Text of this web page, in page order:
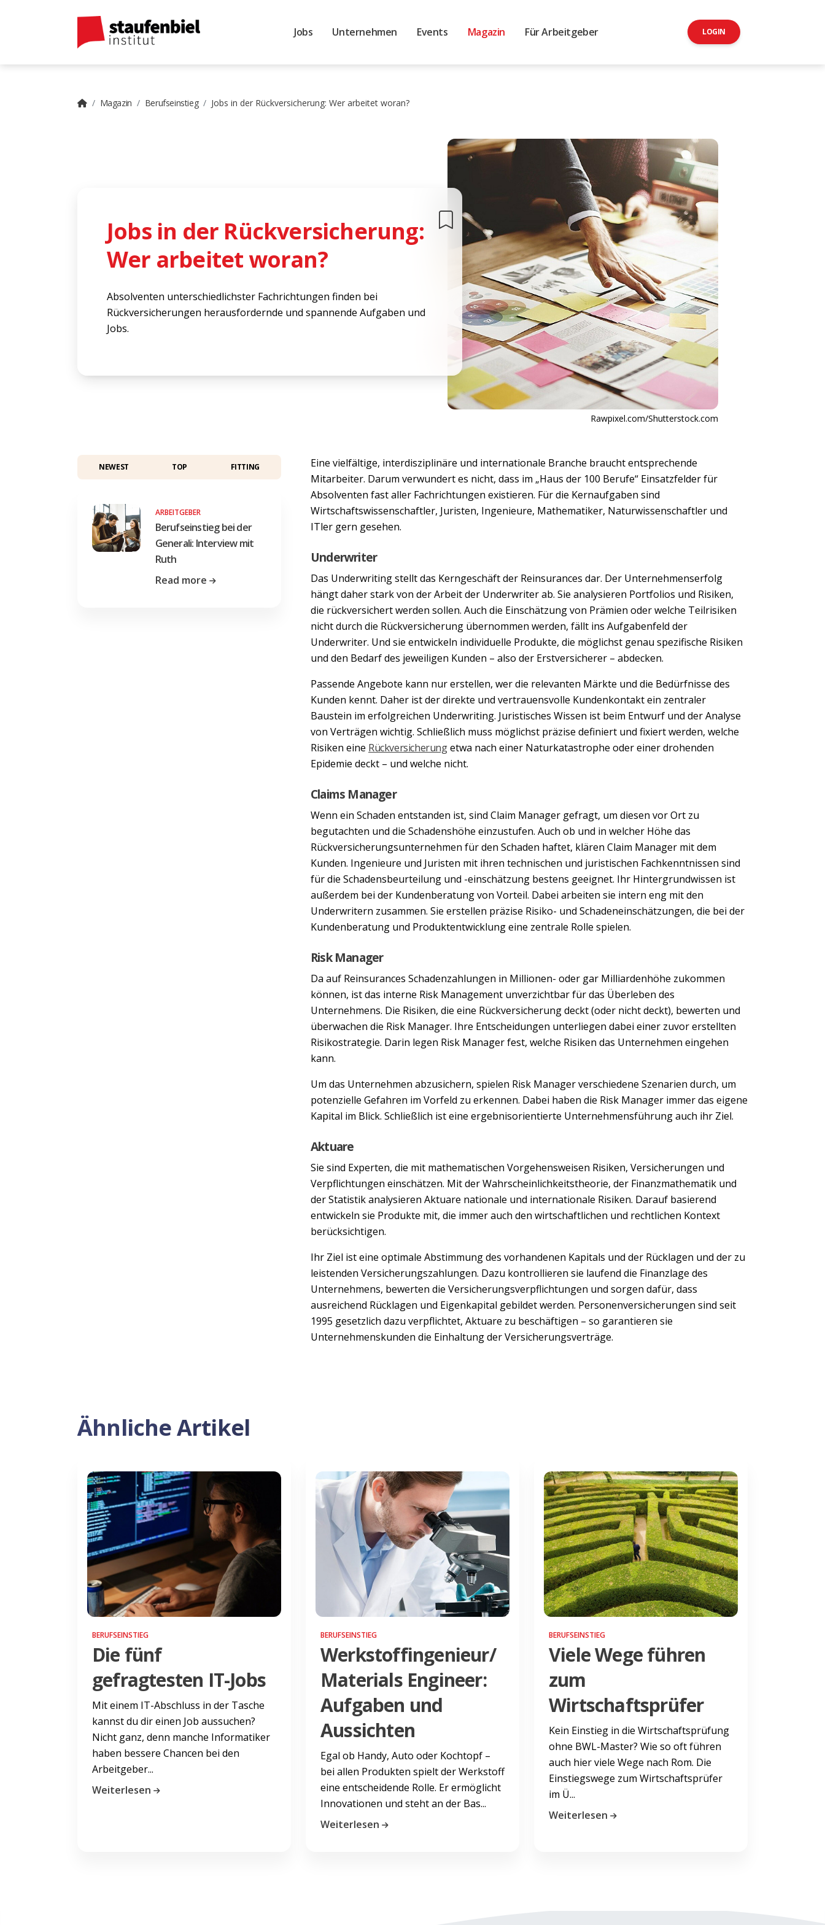
Jobs Unternehmen Events Magazin Für Arbeitgeber LOGIN
Magazin Berufseinstieg Jobs in der Rückversicherung: Wer arbeitet woran?
Jobs in der Rückversicherung:
Wer arbeitet woran?
Absolventen unterschiedlichster Fachrichtungen finden bei
Rückversicherungen herausfordernde und spannende Aufgaben und
Jobs.
Rawpixel.com/Shutterstock.com
NEWEST TOP FITTING
ARBEITGEBER
Berufseinstieg bei der
Generali: Interview mit
Ruth
Read more
Eine vielfältige, interdisziplinäre und internationale Branche braucht entsprechende
Mitarbeiter. Darum verwundert es nicht, dass im „Haus der 100 Berufe“ Einsatzfelder für
Absolventen fast aller Fachrichtungen existieren. Für die Kernaufgaben sind
Wirtschaftswissenschaftler, Juristen, Ingenieure, Mathematiker, Naturwissenschaftler und
ITler gern gesehen.
Underwriter
Das Underwriting stellt das Kerngeschäft der Reinsurances dar. Der Unternehmenserfolg
hängt daher stark von der Arbeit der Underwriter ab. Sie analysieren Portfolios und Risiken,
die rückversichert werden sollen. Auch die Einschätzung von Prämien oder welche Teilrisiken
nicht durch die Rückversicherung übernommen werden, fällt ins Aufgabenfeld der
Underwriter. Und sie entwickeln individuelle Produkte, die möglichst genau spezifische Risiken
und den Bedarf des jeweiligen Kunden – also der Erstversicherer – abdecken.
Passende Angebote kann nur erstellen, wer die relevanten Märkte und die Bedürfnisse des
Kunden kennt. Daher ist der direkte und vertrauensvolle Kundenkontakt ein zentraler
Baustein im erfolgreichen Underwriting. Juristisches Wissen ist beim Entwurf und der Analyse
von Verträgen wichtig. Schließlich muss möglichst präzise definiert und fixiert werden, welche
Risiken eine Rückversicherungetwa nach einer Naturkatastrophe oder einer drohenden
Epidemie deckt – und welche nicht.
Claims Manager
Wenn ein Schaden entstanden ist, sind Claim Manager gefragt, um diesen vor Ort zu
begutachten und die Schadenshöhe einzustufen. Auch ob und in welcher Höhe das
Rückversicherungsunternehmen für den Schaden haftet, klären Claim Manager mit dem
Kunden. Ingenieure und Juristen mit ihren technischen und juristischen Fachkenntnissen sind
für die Schadensbeurteilung und -einschätzung bestens geeignet. Ihr Hintergrundwissen ist
außerdem bei der Kundenberatung von Vorteil. Dabei arbeiten sie intern eng mit den
Underwritern zusammen. Sie erstellen präzise Risiko- und Schadeneinschätzungen, die bei der
Kundenberatung und Produktentwicklung eine zentrale Rolle spielen.
Risk Manager
Da auf Reinsurances Schadenzahlungen in Millionen- oder gar Milliardenhöhe zukommen
können, ist das interne Risk Management unverzichtbar für das Überleben des
Unternehmens. Die Risiken, die eine Rückversicherung deckt (oder nicht deckt), bewerten und
überwachen die Risk Manager. Ihre Entscheidungen unterliegen dabei einer zuvor erstellten
Risikostrategie. Darin legen Risk Manager fest, welche Risiken das Unternehmen eingehen
kann.
Um das Unternehmen abzusichern, spielen Risk Manager verschiedene Szenarien durch, um
potenzielle Gefahren im Vorfeld zu erkennen. Dabei haben die Risk Manager immer das eigene
Kapital im Blick. Schließlich ist eine ergebnisorientierte Unternehmensführung auch ihr Ziel.
Aktuare
Sie sind Experten, die mit mathematischen Vorgehensweisen Risiken, Versicherungen und
Verpflichtungen einschätzen. Mit der Wahrscheinlichkeitstheorie, der Finanzmathematik und
der Statistik analysieren Aktuare nationale und internationale Risiken. Darauf basierend
entwickeln sie Produkte mit, die immer auch den wirtschaftlichen und rechtlichen Kontext
berücksichtigen.
Ihr Ziel ist eine optimale Abstimmung des vorhandenen Kapitals und der Rücklagen und der zu
leistenden Versicherungszahlungen. Dazu kontrollieren sie laufend die Finanzlage des
Unternehmens, bewerten die Versicherungsverpflichtungen und sorgen dafür, dass
ausreichend Rücklagen und Eigenkapital gebildet werden. Personenversicherungen sind seit
1995 gesetzlich dazu verpflichtet, Aktuare zu beschäftigen – so garantieren sie
Unternehmenskunden die Einhaltung der Versicherungsverträge.
Ähnliche Artikel
BERUFSEINSTIEG
Die fünf
gefragtesten IT-Jobs
Mit einem IT-Abschluss in der Tasche
kannst du dir einen Job aussuchen?
Nicht ganz, denn manche Informatiker
haben bessere Chancen bei den
Arbeitgeber...
Weiterlesen
BERUFSEINSTIEG
Werkstoffingenieur/
Materials Engineer:
Aufgaben und
Aussichten
Egal ob Handy, Auto oder Kochtopf –
bei allen Produkten spielt der Werkstoff
eine entscheidende Rolle. Er ermöglicht
Innovationen und steht an der Bas...
Weiterlesen
BERUFSEINSTIEG
Viele Wege führen
zum
Wirtschaftsprüfer
Kein Einstieg in die Wirtschaftsprüfung
ohne BWL-Master? Wie so oft führen
auch hier viele Wege nach Rom. Die
Einstiegswege zum Wirtschaftsprüfer
im Ü...
Weiterlesen